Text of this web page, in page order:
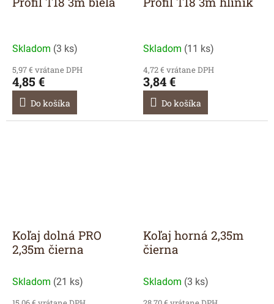
Skladom (3 ks)
5,97 € vrátane DPH
4,85 €
Do košíka
Skladom (11 ks)
4,72 € vrátane DPH
3,84 €
Do košíka
Koľaj dolná PRO
2,35m čierna
Skladom (21 ks)
Koľaj horná 2,35m
čierna
Skladom (3 ks)